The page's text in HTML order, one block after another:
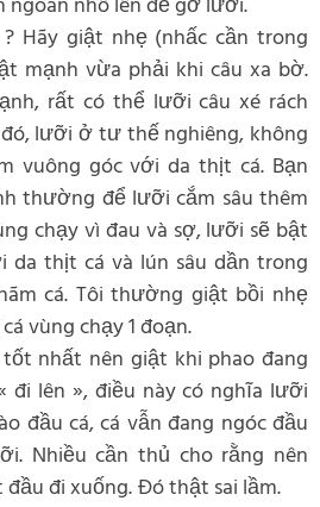
Hãy giật nhẹ (nhấc cần trong
mạnh vừa phải khi câu xa bờ.
rất có thể lưỡi câu xé rách
lưỡi ở tư thế nghiêng, không
vuông góc với da thịt cá. Bạn
thường để lưỡi cắm sâu thêm
chạy vì đau và sợ, lưỡi sẽ bật
da thịt cá và lún sâu dần trong
cá. Tôi thường giật bồi nhẹ
vùng chạy 1 đoạn.
nhất nên giật khi phao đang
đi lên », điều này có nghĩa lưỡi
đầu cá, cá vẫn đang ngóc đầu
Nhiều cần thủ cho rằng nên
đi xuống. Đó thật sai lầm.